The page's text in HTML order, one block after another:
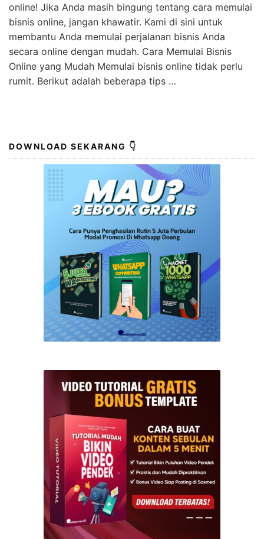
online! Jika Anda masih bingung tentang cara memulai
bisnis online, jangan khawatir. Kami di sini untuk
membantu Anda memulai perjalanan bisnis Anda
secara online dengan mudah. Cara Memulai Bisnis
Online yang Mudah Memulai bisnis online tidak perlu
rumit. Berikut adalah beberapa tips …
DOWNLOAD SEKARANG 👇